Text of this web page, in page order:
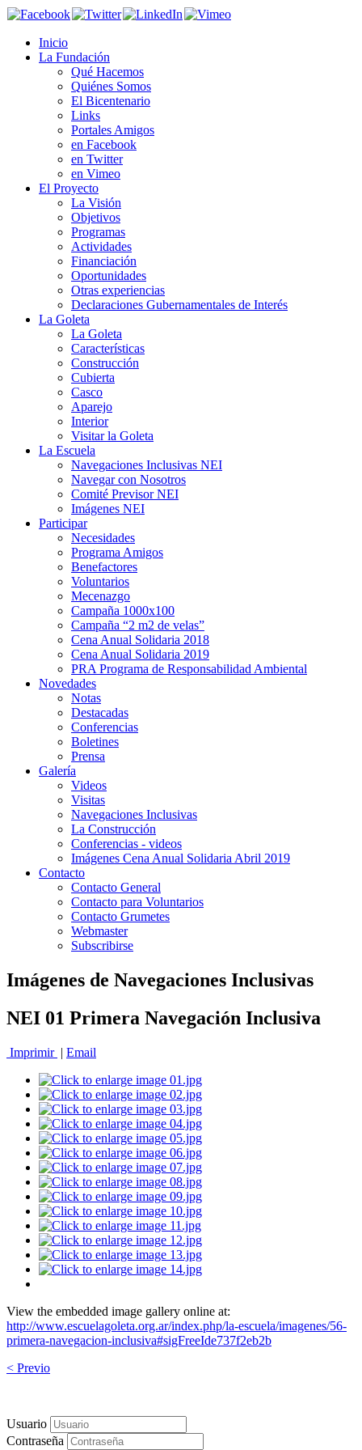
Inicio
La Fundación
Qué Hacemos
Quiénes Somos
El Bicentenario
Links
Portales Amigos
en Facebook
en Twitter
en Vimeo
El Proyecto
La Visión
Objetivos
Programas
Actividades
Financiación
Oportunidades
Otras experiencias
Declaraciones Gubernamentales de Interés
La Goleta
La Goleta
Características
Construcción
Cubierta
Casco
Aparejo
Interior
Visitar la Goleta
La Escuela
Navegaciones Inclusivas NEI
Navegar con Nosotros
Comité Previsor NEI
Imágenes NEI
Participar
Necesidades
Programa Amigos
Benefactores
Voluntarios
Mecenazgo
Campaña 1000x100
Campaña “2 m2 de velas”
Cena Anual Solidaria 2018
Cena Anual Solidaria 2019
PRA Programa de Responsabilidad Ambiental
Novedades
Notas
Destacadas
Conferencias
Boletines
Prensa
Galería
Videos
Visitas
Navegaciones Inclusivas
La Construcción
Conferencias - videos
Imágenes Cena Anual Solidaria Abril 2019
Contacto
Contacto General
Contacto para Voluntarios
Contacto Grumetes
Webmaster
Subscribirse
Imágenes de Navegaciones Inclusivas
NEI 01 Primera Navegación Inclusiva
Imprimir | Email
View the embedded image gallery online at:
http://www.escuelagoleta.org.ar/index.php/la-escuela/imagenes/56-
primera-navegacion-inclusiva#sigFreeIde737f2eb2b
< Previo
Usuario
Contraseña